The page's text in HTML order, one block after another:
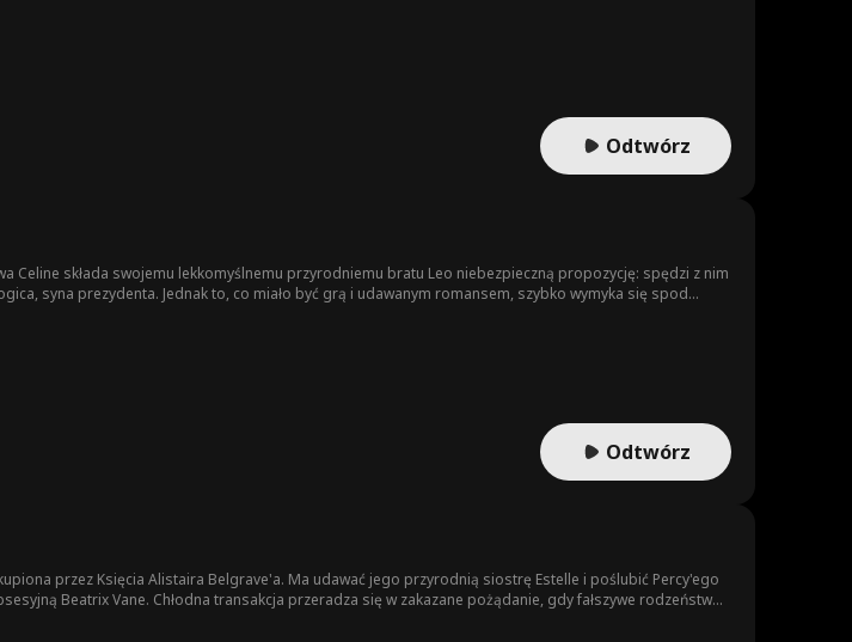
Odtwórz
Celine składa swojemu lekkomyślnemu przyrodniemu bratu Leo niebezpieczną propozycję: spędzi z nim
syna prezydenta. Jednak to, co miało być grą i udawanym romansem, szybko wymyka się spod
Odtwórz
przez Księcia Alistaira Belgrave'a. Ma udawać jego przyrodnią siostrę Estelle i poślubić Percy'ego
Beatrix Vane. Chłodna transakcja przeradza się w zakazane pożądanie, gdy fałszywe rodzeństwo